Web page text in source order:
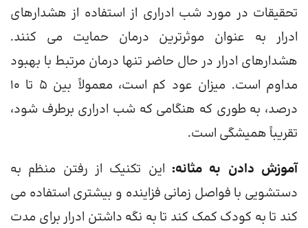
تحقیقات در مورد شب ادراری از استفاده از هشدارهای
ادرار به عنوان موثرترین درمان حمایت می کنند.
هشدارهای ادرار در حال حاضر تنها درمان مرتبط با بهبود
مداوم است. میزان عود کم است، معمولاً بین 5 تا 10
درصد، به طوری که هنگامی که شب ادراری برطرف شود،
تقریباً همیشگی است.
آموزش دادن به مثانه: این تکنیک از رفتن منظم به
دستشویی با فواصل زمانی فزاینده و بیشتری استفاده می
کند تا به کودک کمک کند تا به نگه داشتن ادرار برای مدت